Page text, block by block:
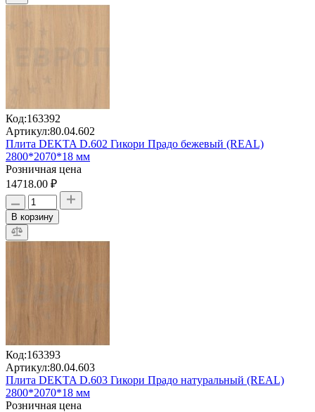
Код:163392
Артикул:80.04.602
Плита DEKTA D.602 Гикори Прадо бежевый (REAL)
2800*2070*18 мм
Розничная цена
14718.00 ₽
В корзину
Код:163393
Артикул:80.04.603
Плита DEKTA D.603 Гикори Прадо натуральный (REAL)
2800*2070*18 мм
Розничная цена